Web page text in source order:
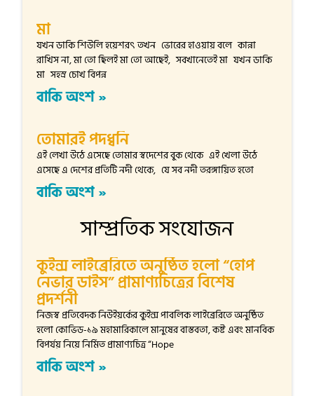
মা
যখন ডাকি শিউলি হয়েশরৎ তখন ভোরের হাওয়ায় বলে কান্না
রাখিস না, মা তো ছিলই মা তো আছেই, সবখানেতেই মা যখন ডাকি
মা সহস্র চোখ বিপন্ন
বাকি অংশ »
তোমারই পদধ্বনি
এই লেখা উঠে এসেছে তোমার স্বদেশের বুক থেকে এই খেলা উঠে
এসেছে এ দেশের প্রতিটি নদী থেকে, যে সব নদী তরঙ্গায়িত হতো
বাকি অংশ »
সাম্প্রতিক সংযোজন
কুইন্স লাইব্রেরিতে অনুষ্ঠিত হলো “হোপ
নেভার ডাইস” প্রামাণ্যচিত্রের বিশেষ
প্রদর্শনী
নিজস্ব প্রতিবেদক নিউইয়র্কের কুইন্স পাবলিক লাইব্রেরিতে অনুষ্ঠিত
হলো কোভিড-১৯ মহামারিকালে মানুষের বাস্তবতা, কষ্ট এবং মানবিক
বিপর্যয় নিয়ে নির্মিত প্রামাণ্যচিত্র “Hope
বাকি অংশ »